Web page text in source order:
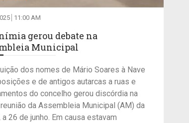
11:00 AM
gerou debate na
Municipal
dos nomes de Mário Soares à Nave
e de antigos autarcas a ruas e
do concelho gerou discórdia na
da Assembleia Municipal (AM) da
a 26 de junho. Em causa estavam